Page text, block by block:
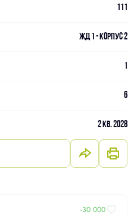
111
ЖД 1 - Корпус 2
1
6
2 кв. 2028
-30 000